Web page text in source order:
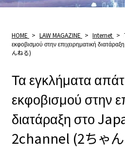
HOME > LAW MAGAZINE > Internet >
εκφοβισμού στην επιχειρηματική
んねる)
Τα εγκλήματα
εκφοβισμού στην
διατάραξη στο
2channel (2ちゃ